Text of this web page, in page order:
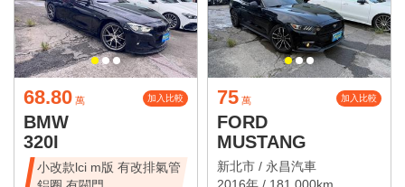
68.80 萬 加入比較
BMW
320I
小改款lci m版 有改排氣管
75 萬 加入比較
FORD
MUSTANG
新北市 / 永昌汽車